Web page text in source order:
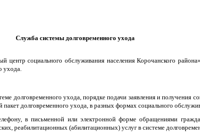
Служба системы долговременного ухода
социального обслуживания населения Корочанского
ухода.
долговременного ухода, порядке подачи заявления и получения
долговременного ухода, в разных формах социального
в письменной или электронной форме обращениями
реабилитационных (абилитационных) услуг в системе